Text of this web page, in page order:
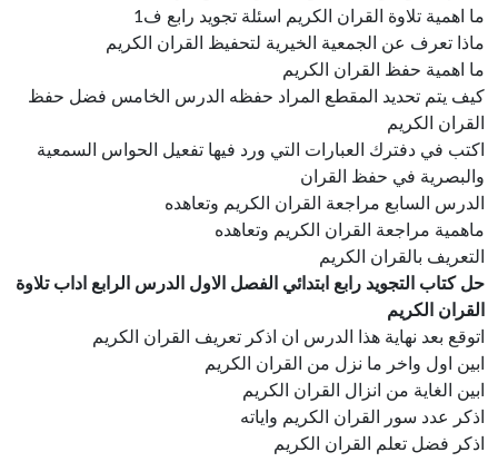
ما اهمية تلاوة القران الكريم اسئلة تجويد رابع ف1
ماذا تعرف عن الجمعية الخيرية لتحفيظ القران الكريم
ما اهمية حفظ القران الكريم
كيف يتم تحديد المقطع المراد حفظه الدرس الخامس فضل حفظ
القران الكريم
اكتب في دفترك العبارات التي ورد فيها تفعيل الحواس السمعية
والبصرية في حفظ القران
الدرس السابع مراجعة القران الكريم وتعاهده
ماهمية مراجعة القران الكريم وتعاهده
التعريف بالقران الكريم
حل كتاب التجويد رابع ابتدائي الفصل الاول الدرس الرابع اداب تلاوة
القران الكريم
اتوقع بعد نهاية هذا الدرس ان اذكر تعريف القران الكريم
ابين اول واخر ما نزل من القران الكريم
ابين الغاية من انزال القران الكريم
اذكر عدد سور القران الكريم واياته
اذكر فضل تعلم القران الكريم